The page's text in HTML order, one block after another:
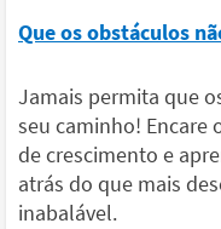
Que os obstáculos
Jamais permita que
seu caminho! Encare
de crescimento e
atrás do que mais
inabalável.